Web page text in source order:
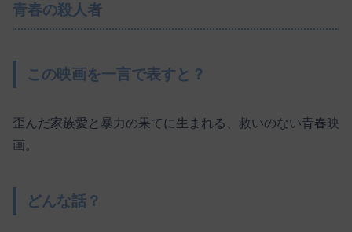
青春の殺人者
この映画を一言で表すと？
歪んだ家族愛と暴力の果てに生まれる、救いのない青春映
画。
どんな話？